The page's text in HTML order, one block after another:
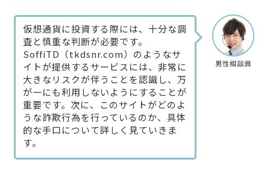
男性相談員
仮想通貨に投資する際には、十分な調
査と慎重な判断が必要です。
SoffiTD（tkdsnr.com）のようなサ
イトが提供するサービスには、非常に
大きなリスクが伴うことを認識し、万
が一にも利用しないようにすることが
重要です。次に、このサイトがどのよ
うな詐欺行為を行っているのか、具体
的な手口について詳しく見ていきま
す。